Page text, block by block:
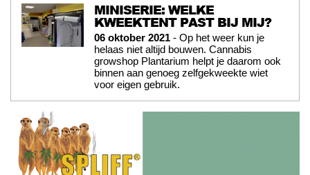
MINISERIE: WELKE
KWEEKTENT PAST BIJ MIJ?
06 oktober 2021 - Op het weer kun je
helaas niet altijd bouwen. Cannabis
growshop Plantarium helpt je daarom ook
binnen aan genoeg zelfgekweekte wiet
voor eigen gebruik.